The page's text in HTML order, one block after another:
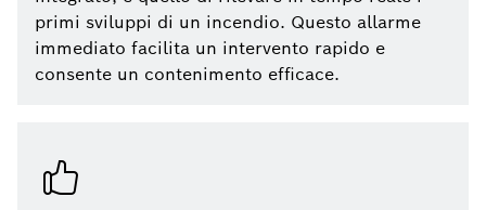
primi sviluppi di un incendio. Questo allarme
immediato facilita un intervento rapido e
consente un contenimento efficace.